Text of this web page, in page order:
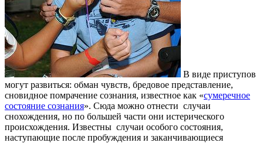
В виде приступов
могут развиться: обман чувств, бредовое представление,
сновидное помрачение сознания, известное как «сумеречное
состояние сознания». Сюда можно отнести случаи
снохождения, но по большей части они истерического
происхождения. Известны случаи особого состояния,
наступающие после пробуждения и заканчивающиеся